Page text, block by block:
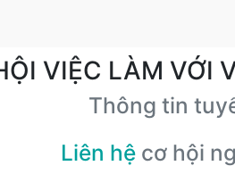
VIỆC LÀM VỚI
Thông tin
Liên hệ cơ hội